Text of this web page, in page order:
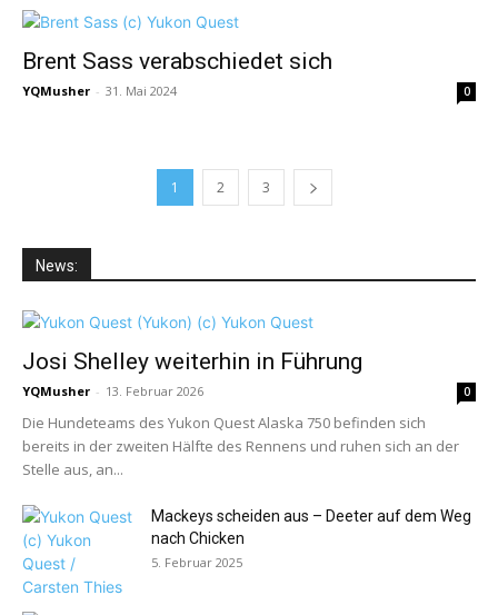
Brent Sass verabschiedet sich
YQMusher - 31. Mai 2024 0
1 2 3
News:
Josi Shelley weiterhin in Führung
YQMusher - 13. Februar 2026 0
Die Hundeteams des Yukon Quest Alaska 750 befinden sich
bereits in der zweiten Hälfte des Rennens und ruhen sich an der
Stelle aus, an...
Mackeys scheiden aus – Deeter auf dem Weg
nach Chicken
5. Februar 2025